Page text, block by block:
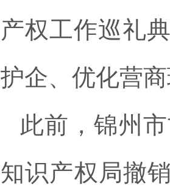
产权工作巡礼
护企、优化营
此前，锦州
知识产权局撤